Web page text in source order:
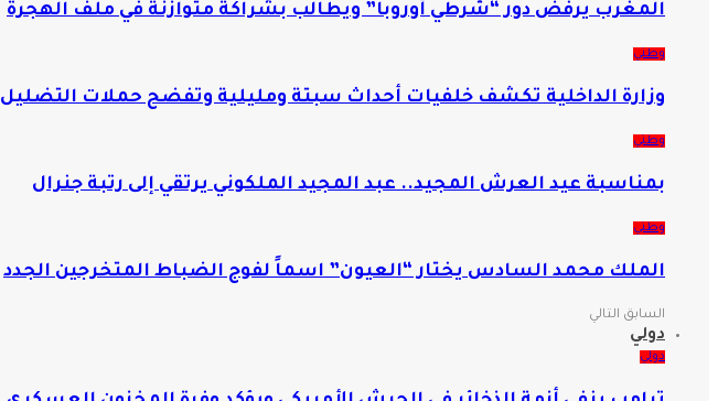
المغرب يرفض دور “شرطي أوروبا” ويطالب بشراكة متوازنة في ملف الهجرة
وطني
وزارة الداخلية تكشف خلفيات أحداث سبتة ومليلية وتفضح حملات التضليل
وطني
بمناسبة عيد العرش المجيد.. عبد المجيد الملكوني يرتقي إلى رتبة جنرال
وطني
الملك محمد السادس يختار “العيون” اسماً لفوج الضباط المتخرجين الجدد
السابق التالي
دولي
دولي